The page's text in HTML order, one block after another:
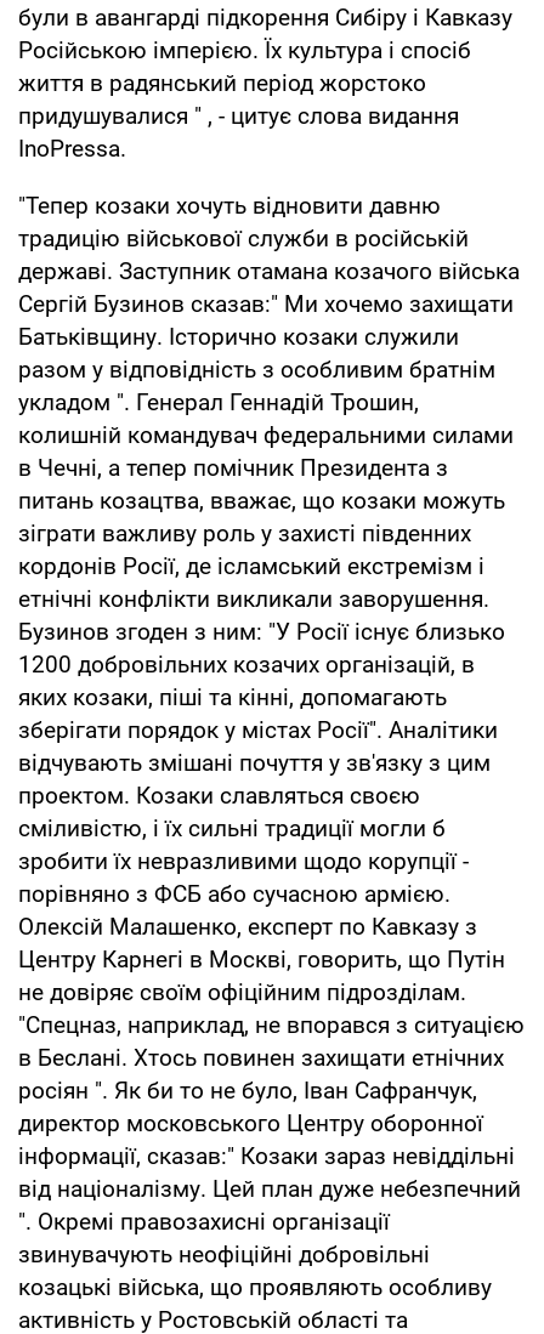
були в авангарді підкорення Сибіру і Кавказу
Російською імперією. Їх культура і спосіб
життя в радянський період жорстоко
придушувалися " , - цитує слова видання
InoPressa.
"Тепер козаки хочуть відновити давню
традицію військової служби в російській
державі. Заступник отамана козачого війська
Сергій Бузинов сказав:" Ми хочемо захищати
Батьківщину. Історично козаки служили
разом у відповідність з особливим братнім
укладом ". Генерал Геннадій Трошин,
колишній командувач федеральними силами
в Чечні, а тепер помічник Президента з
питань козацтва, вважає, що козаки можуть
зіграти важливу роль у захисті південних
кордонів Росії, де ісламський екстремізм і
етнічні конфлікти викликали заворушення.
Бузинов згоден з ним: "У Росії існує близько
1200 добровільних козачих організацій, в
яких козаки, піші та кінні, допомагають
зберігати порядок у містах Росії". Аналітики
відчувають змішані почуття у зв'язку з цим
проектом. Козаки славляться своєю
сміливістю, і їх сильні традиції могли б
зробити їх невразливими щодо корупції -
порівняно з ФСБ або сучасною армією.
Олексій Малашенко, експерт по Кавказу з
Центру Карнегі в Москві, говорить, що Путін
не довіряє своїм офіційним підрозділам.
"Спецназ, наприклад, не впорався з ситуацією
в Беслані. Хтось повинен захищати етнічних
росіян ". Як би то не було, Іван Сафранчук,
директор московського Центру оборонної
інформації, сказав:" Козаки зараз невіддільні
від націоналізму. Цей план дуже небезпечний
". Окремі правозахисні організації
звинувачують неофіційні добровільні
козацькі війська, що проявляють особливу
активність у Ростовській області та